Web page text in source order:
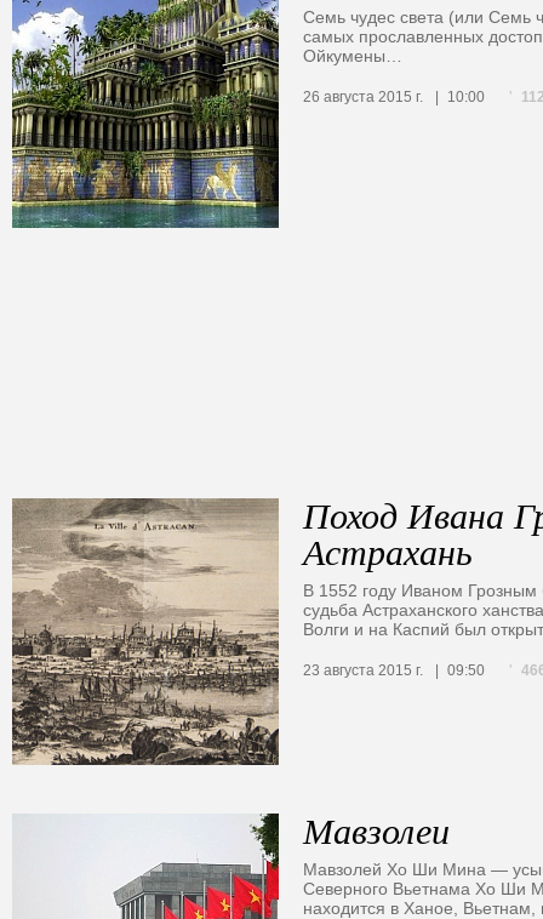
Семь чудес света (или Семь
самых прославленных
Ойкумены…
26 августа 2015 г. 10:00
Поход Ивана
Астрахань
В 1552 году Иваном Грозным
судьба Астраханского
Волги и на Каспий был
23 августа 2015 г. 09:50
Мавзолеи
Мавзолей Хо Ши Мина —
Северного Вьетнама Хо Ши
находится в Ханое,